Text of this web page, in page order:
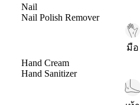
Nail
Nail Polish Remover
มือ
Hand Cream
Hand Sanitizer